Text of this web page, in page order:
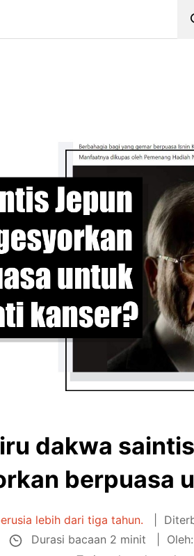
dakwa
berpuasa
lebih dari tiga tahun.
Durasi bacaan 2 minit